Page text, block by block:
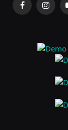
Facebook